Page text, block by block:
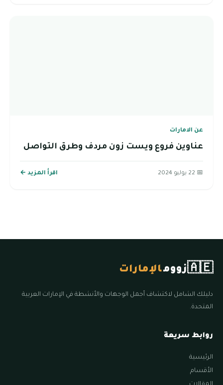
عن الامارات
عناوين فروع ويست زون مردف وطرق التواصل
📅 22 يوليو 2024 اقرأ المزيد ←
🇦🇪زوومالإمارات
دليلك الشامل لاكتشاف أجمل الوجهات والأنشطة في الإمارات العربية
المتحدة.
روابط سريعة
الرئيسية
الأقسام